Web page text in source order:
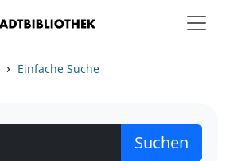
› Einfache Suche